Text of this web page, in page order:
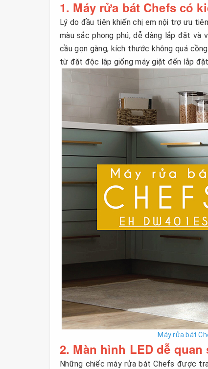
1. Máy rửa bát Chefs có
Lý do đầu tiên khiến chị em nội trợ ưu
màu sắc phong phú, dễ dàng lắp đặt và
cầu gọn gàng, kích thước không quá
từ đặt độc lập giống máy giặt đến lắp
Máy rửa bát
2. Màn hình LED dễ
Những chiếc máy rửa bát Chefs được